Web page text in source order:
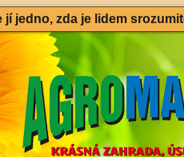
jedno, zda je lidem